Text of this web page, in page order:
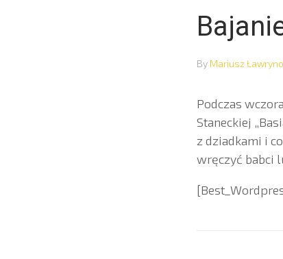
By Mariusz
Podczas
Staneckiej
z dziadkami i
wręczyć babci